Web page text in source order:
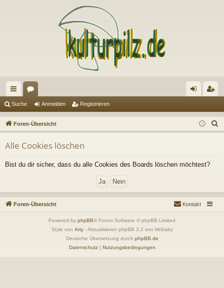
ch
ne
llz
ug
riff
en m
el
n
ist
rie
Suche Anmelden Registrieren
Foren-Übersicht
u
Alle Cookies löschen
Bist du dir sicher, dass du alle Cookies des Boards löschen möchtest?
Foren-Übersicht Kontakt
Powered by phpBB® Forum Software © phpBB Limited
Style von Arty- Aktualisieren phpBB 3.2 von MrGaby
Deutsche Übersetzung durch phpBB.de
Datenschutz| Nutzungsbedingungen